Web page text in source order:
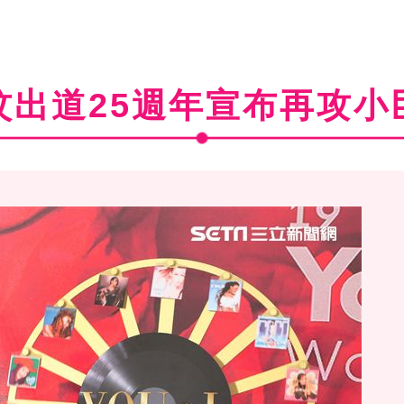
出道25週年宣布再攻小